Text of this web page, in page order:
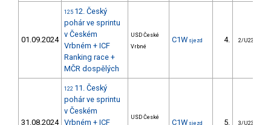
01.09.2024
125 12. Český
pohár ve sprintu
v Českém
Vrbném + ICF
Ranking race +
MČR dospělých
USD České
Vrbné
C1W sjezd 4. 2/U23
31.08.2024
122 11. Český
pohár ve sprintu
v Českém
Vrbném + ICF
USD České
C1W sjezd 5. 3/U23